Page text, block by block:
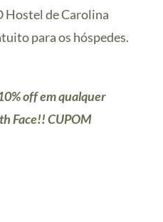
Hostel de Carolina
para os hóspedes.
off em qualquer
Face!! CUPOM